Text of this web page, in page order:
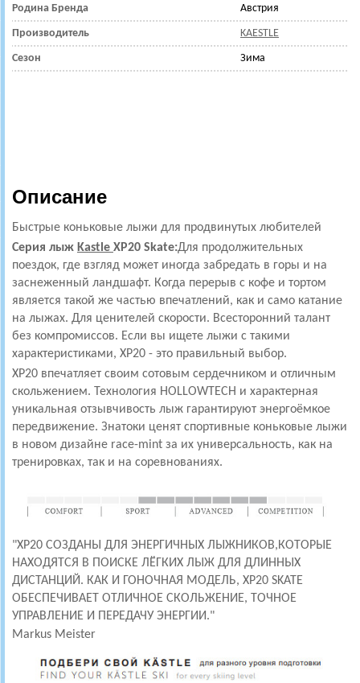
Родина Бренда Австрия
Производитель KAESTLE
Сезон Зима
Описание
Быстрые коньковые лыжи для продвинутых любителей
Серия лыж Kastle XP20 Skate:Для продолжительных
поездок, где взгляд может иногда забредать в горы и на
заснеженный ландшафт. Когда перерыв с кофе и тортом
является такой же частью впечатлений, как и само катание
на лыжах. Для ценителей скорости. Всесторонний талант
без компромиссов. Если вы ищете лыжи с такими
характеристиками, XP20 - это правильный выбор.
XP20 впечатляет своим сотовым сердечником и отличным
скольжением. Технология HOLLOWTECH и характерная
уникальная отзывчивость лыж гарантируют энергоёмкое
передвижение. Знатоки ценят спортивные коньковые лыжи
в новом дизайне race-mint за их универсальность, как на
тренировках, так и на соревнованиях.
"XP20 СОЗДАНЫ ДЛЯ ЭНЕРГИЧНЫХ ЛЫЖНИКОВ,КОТОРЫЕ
НАХОДЯТСЯ В ПОИСКЕ ЛЁГКИХ ЛЫЖ ДЛЯ ДЛИННЫХ
ДИСТАНЦИЙ. КАК И ГОНОЧНАЯ МОДЕЛЬ, XP20 SKATE
ОБЕСПЕЧИВАЕТ ОТЛИЧНОЕ СКОЛЬЖЕНИЕ, ТОЧНОЕ
УПРАВЛЕНИЕ И ПЕРЕДАЧУ ЭНЕРГИИ."
Markus Meister